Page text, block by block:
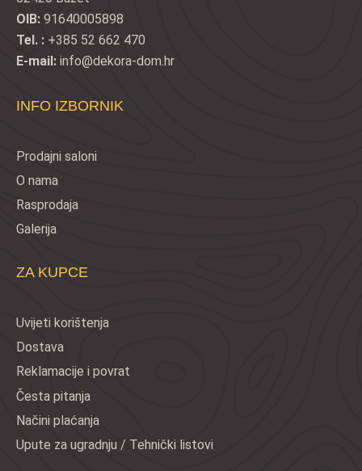
OIB: 91640005898
Tel. : +385 52 662 470
E-mail: info@dekora-dom.hr
INFO IZBORNIK
Prodajni saloni
O nama
Rasprodaja
Galerija
ZA KUPCE
Uvijeti korištenja
Dostava
Reklamacije i povrat
Česta pitanja
Načini plaćanja
Upute za ugradnju / Tehnički listovi